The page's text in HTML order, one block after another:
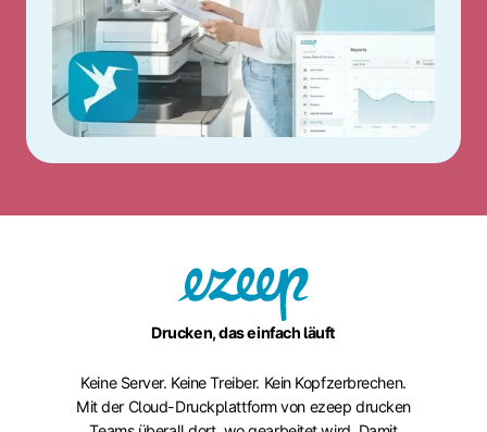
Drucken, das einfach läuft
Keine Server. Keine Treiber. Kein Kopfzerbrechen.
Mit der Cloud-Druckplattform von ezeep drucken